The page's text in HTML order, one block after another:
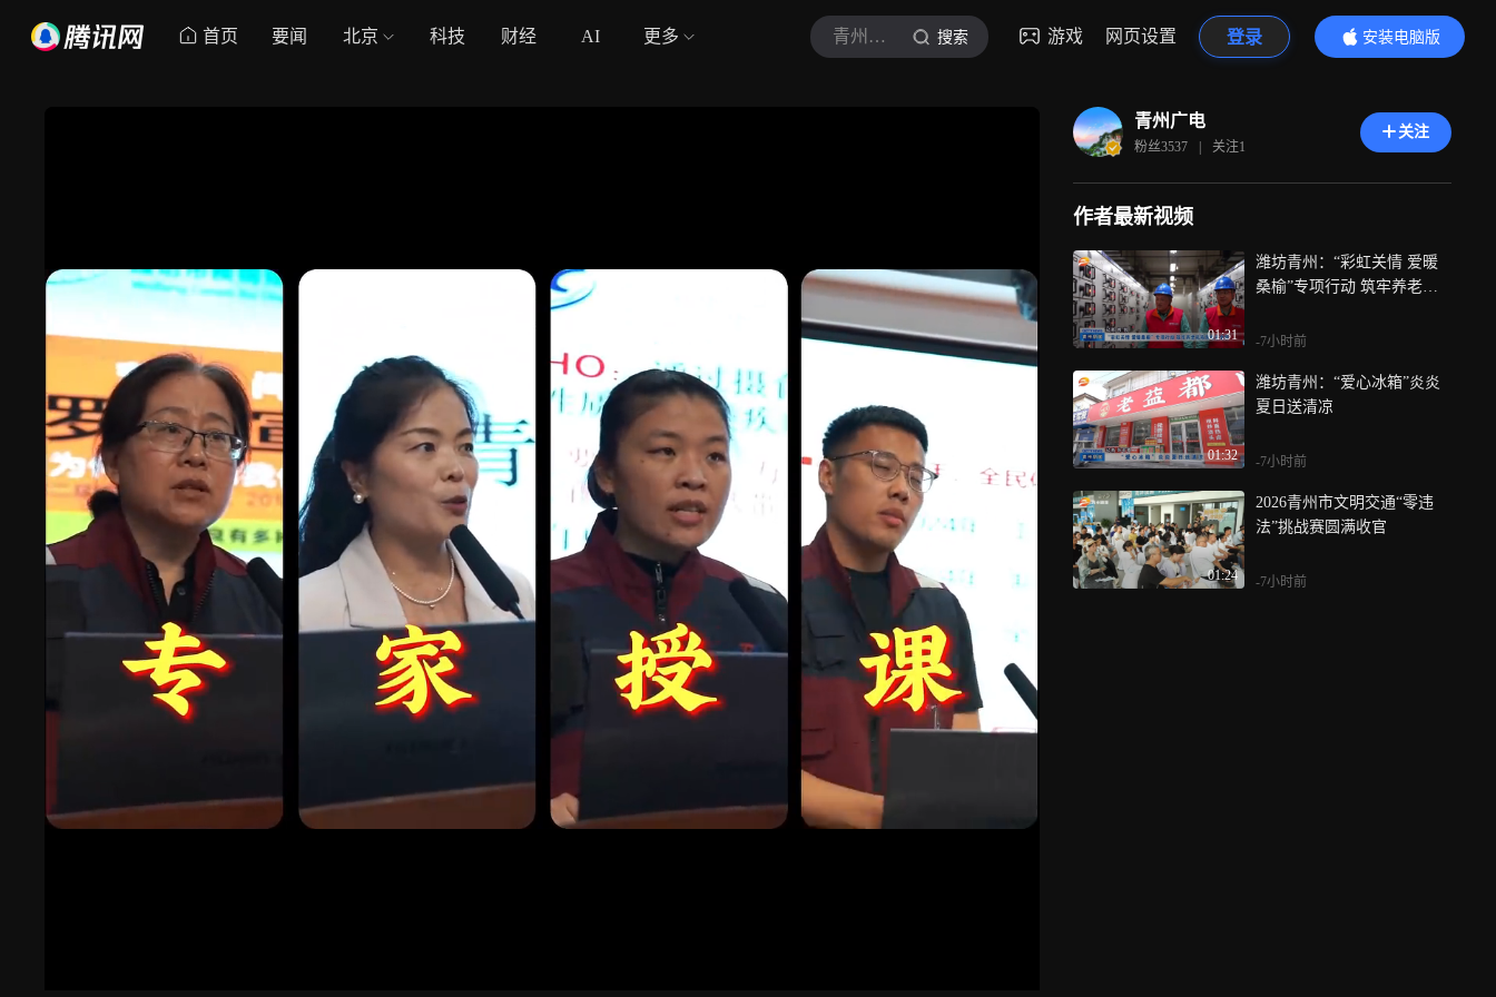
首页 要闻 北京 科技 财经 AI 更多 青州广电 搜索 游戏 网页设置 登录
安装电脑版
内容更精彩
青州广电
粉丝3537 | 关注1
关注
作者最新视频
01:31
潍坊青州：“彩虹关情 爱暖
桑榆”专项行动 筑牢养老机
-7小时前
01:32
潍坊青州：“爱心冰箱”炎炎
夏日送清凉
-7小时前
01:24
2026青州市文明交通“零违
法”挑战赛圆满收官
-7小时前